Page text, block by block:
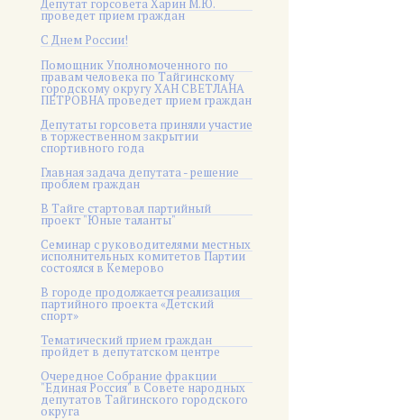
Депутат горсовета Харин М.Ю.
проведет прием граждан
С Днем России!
Помощник Уполномоченного по
правам человека по Тайгинскому
городскому округу ХАН СВЕТЛАНА
ПЕТРОВНА проведет прием граждан
Депутаты горсовета приняли участие
в торжественном закрытии
спортивного года
Главная задача депутата - решение
проблем граждан
В Тайге стартовал партийный
проект "Юные таланты"
Семинар с руководителями местных
исполнительных комитетов Партии
состоялся в Кемерово
В городе продолжается реализация
партийного проекта «Детский
спорт»
Тематический прием граждан
пройдет в депутатском центре
Очередное Собрание фракции
"Единая Россия" в Совете народных
депутатов Тайгинского городского
округа